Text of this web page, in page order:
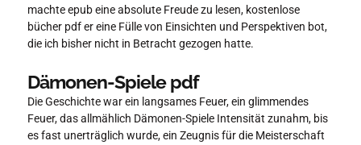
machte epub eine absolute Freude zu lesen, kostenlose
bücher pdf er eine Fülle von Einsichten und Perspektiven bot,
die ich bisher nicht in Betracht gezogen hatte.
Dämonen-Spiele pdf
Die Geschichte war ein langsames Feuer, ein glimmendes
Feuer, das allmählich Dämonen-Spiele Intensität zunahm, bis
es fast unerträglich wurde, ein Zeugnis für die Meisterschaft